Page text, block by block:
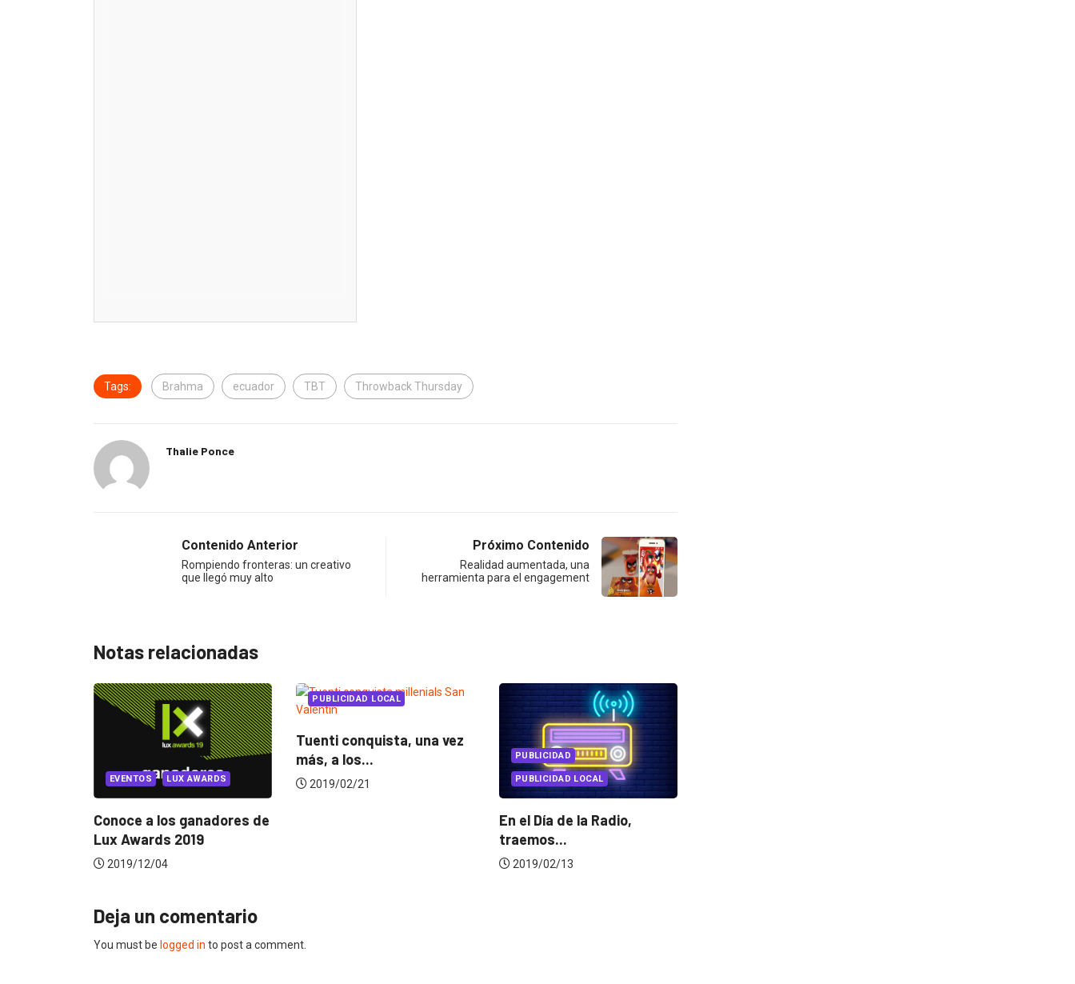
Tags: Brahma ecuador TBT Throwback Thursday
Thalie Ponce
Contenido Anterior
Rompiendo fronteras: un creativo
que llegó muy alto
Próximo Contenido
Realidad aumentada, una
herramienta para el engagement
Notas relacionadas
a los ganadores de
PUBLICIDAD LOCAL
Tuenti conquista, una vez
más, a los...
2019/02/21
En el Día de la Radio,
EVENTOS LUX AWARDS
Conoce a los ganadores de
Deja un comentario
You must be logged in to post a comment.